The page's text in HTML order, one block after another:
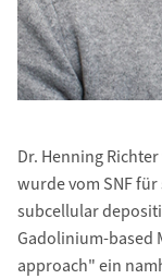
Dr. Henning
wurde vom SNF
subcellular
Gadolinium-based
approach" ein